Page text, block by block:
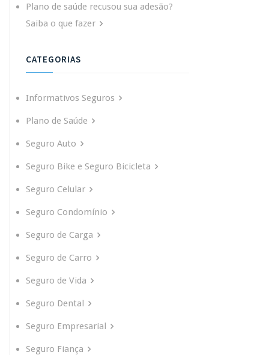
Plano de saúde recusou sua adesão?
Saiba o que fazer
CATEGORIAS
Informativos Seguros
Plano de Saúde
Seguro Auto
Seguro Bike e Seguro Bicicleta
Seguro Celular
Seguro Condomínio
Seguro de Carga
Seguro de Carro
Seguro de Vida
Seguro Dental
Seguro Empresarial
Seguro Fiança